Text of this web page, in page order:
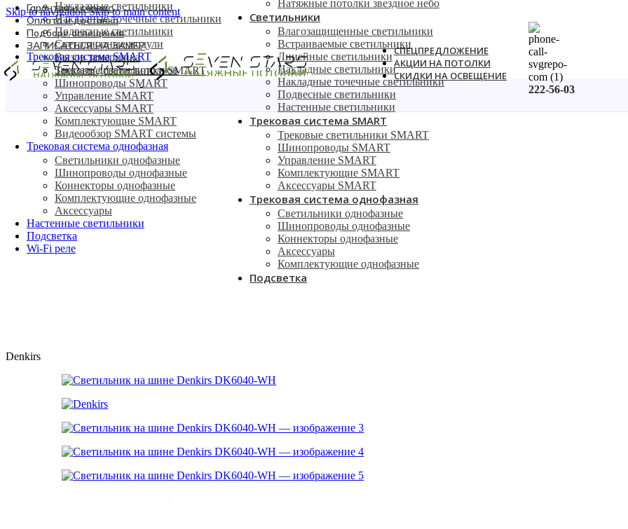
Skip to navigationSkip to main content
Гарантия и сервис
Оплата и доставка
Подборе освещения
ЗАПИСАТЬСЯ НА ЗАМЕР
Вызов замерщика
Заказать дизайн потолков
СПЕЦПРЕДЛОЖЕНИЕ
АКЦИИ НА ПОТОЛКИ
СКИДКИ НА ОСВЕЩЕНИЕ
222-56-03
Накладные светильники
Накладные точечные светильники
Подвесные светильники
Светодиодные модули
Трековая система SMART
Трековые светильники SMART
Шинопроводы SMART
Управление SMART
Аксессуары SMART
Комплектующие SMART
Видеообзор SMART системы
Трековая система однофазная
Светильники однофазные
Шинопроводы однофазные
Коннекторы однофазные
Комплектующие однофазные
Аксессуары
Настенные светильники
Подсветка
Wi-Fi реле
Натяжные потолки звездное небо
Светильники
Влагозащищенные светильники
Встраиваемые светильники
Линейные светильники
Накладные светильники
Накладные точечные светильники
Подвесные светильники
Настенные светильники
Трековая система SMART
Трековые светильники SMART
Шинопроводы SMART
Управление SMART
Комплектующие SMART
Аксессуары SMART
Трековая система однофазная
Светильники однофазные
Шинопроводы однофазные
Коннекторы однофазные
Аксессуары
Комплектующие однофазные
Подсветка
Главная Трековая система однофазная Светильники однофазные/ Светильник на шине Denkirs DK6040-WH
Denkirs